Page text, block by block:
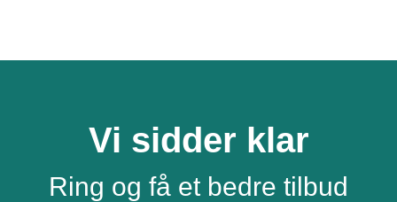
Vi sidder klar
Ring og få et bedre tilbud